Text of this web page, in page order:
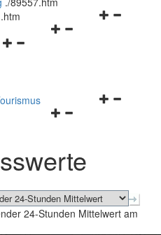
Navigationsmenü
Navigationsmenü
Navigationsmenü
schließen
24-Stunden Mittelwert am